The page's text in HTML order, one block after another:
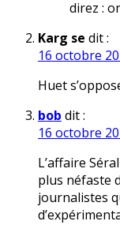
direz :
Karg se dit :
16 octobre
Huet
bob dit :
16 octobre
L’affaire
plus néfaste
journalistes